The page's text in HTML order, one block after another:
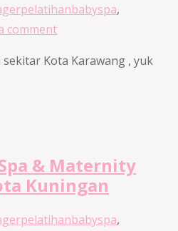
pelatihanbabyspa,
comment
Kota Karawang , yuk
& Maternity
Kuningan
pelatihanbabyspa,